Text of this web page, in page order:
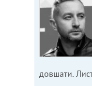
довшати.